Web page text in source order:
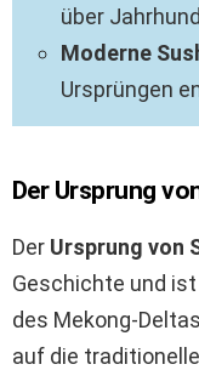
über
Moderne
Ursprüngen
Der Ursprung
Der Ursprung von
Geschichte und
des Mekong-
auf die